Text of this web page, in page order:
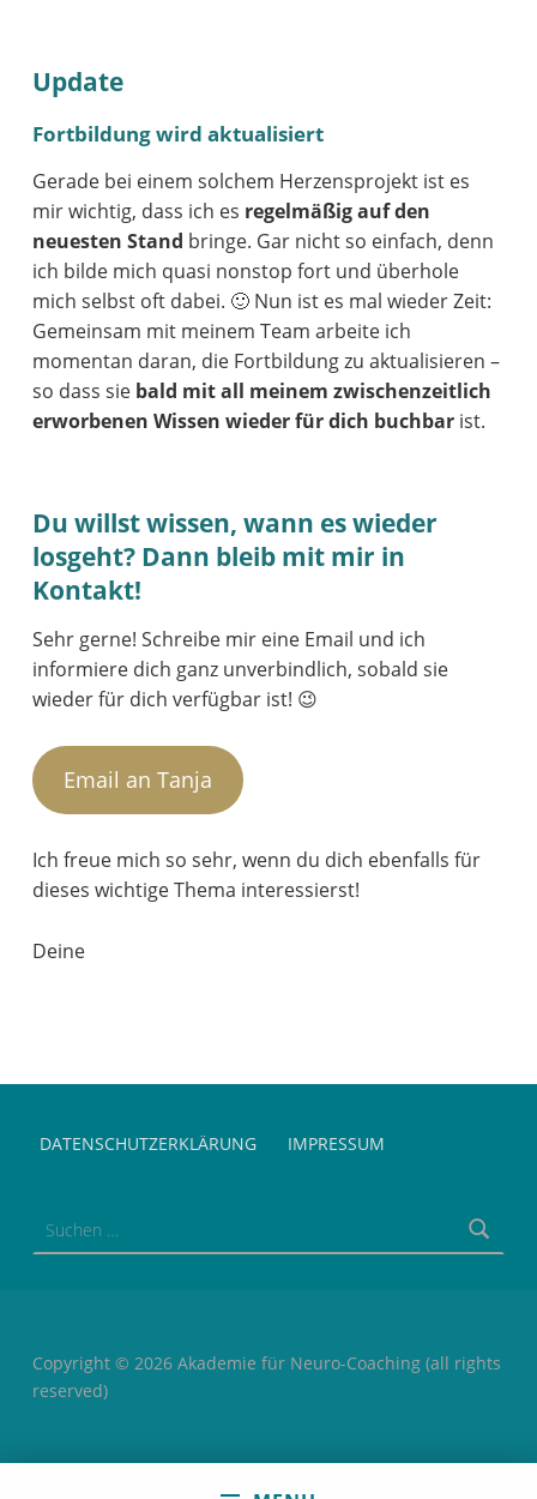
Update
Fortbildung wird aktualisiert
Gerade bei einem solchem Herzensprojekt ist es
mir wichtig, dass ich es regelmäßig auf den
neuesten Stand bringe. Gar nicht so einfach, denn
ich bilde mich quasi nonstop fort und überhole
mich selbst oft dabei. 🙂 Nun ist es mal wieder Zeit:
Gemeinsam mit meinem Team arbeite ich
momentan daran, die Fortbildung zu aktualisieren –
so dass sie bald mit all meinem zwischenzeitlich
erworbenen Wissen wieder für dich buchbarist.
Du willst wissen, wann es wieder
losgeht? Dann bleib mit mir in
Kontakt!
Sehr gerne! Schreibe mir eine Email und ich
informiere dich ganz unverbindlich, sobald sie
wieder für dich verfügbar ist! 😉
Email an Tanja
Ich freue mich so sehr, wenn du dich ebenfalls für
dieses wichtige Thema interessierst!
Deine
DATENSCHUTZERKLÄRUNG IMPRESSUM
Copyright © 2026 Akademie für Neuro-Coaching (all rights
reserved)